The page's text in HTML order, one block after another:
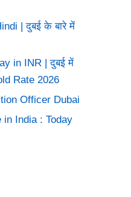
| दुबई के बारे में
in INR | दुबई में
Rate 2026
Officer Dubai
in India : Today